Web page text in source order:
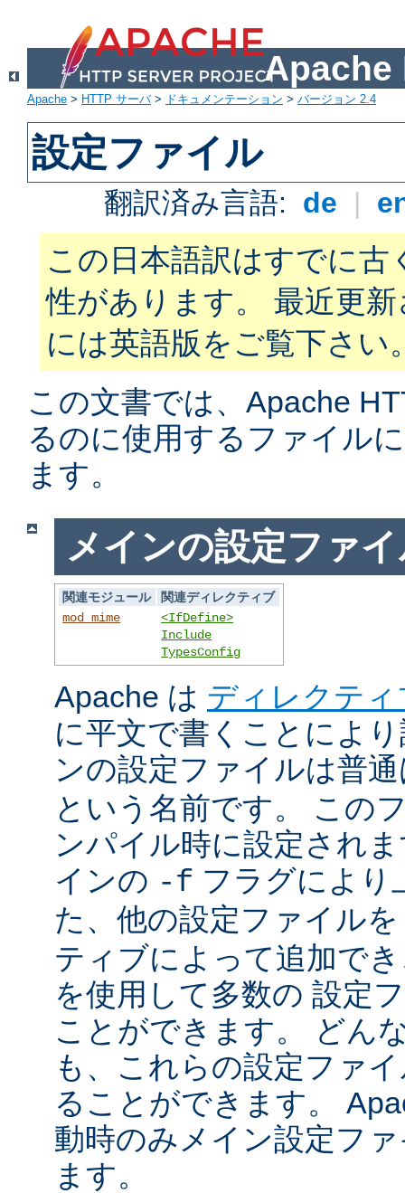
Apache
Apache > HTTP サーバ> ドキュメンテーション > バージョン 2.4
設定ファイル
翻訳済み言語: de |
この日本語訳はすでに古
性があります。 最近更
には英語版をご覧下さい
この文書では、Apache
るのに使用するファイル
ます。
メインの設定ファ
関連モジュール
関連ディレクティブ
mod_mime
<IfDefine>
Include
TypesConfig
Apache は ディレクティ
に平文で書くことによ
ンの設定ファイルは普
という名前です。 この
ンパイル時に設定され
インの -f フラグにより
た、他の設定ファイル
ティブによって追加で
を使用して多数の 設定
ことができます。 どん
も、これらの設定ファ
ることができます。
動時のみメイン設定フ
ます。